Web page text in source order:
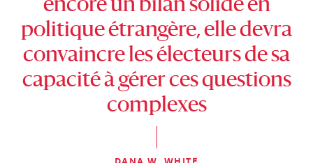
encore un bilan solide en
politique étrangère, elle devra
convaincre les électeurs de sa
capacité à gérer ces questions
complexes